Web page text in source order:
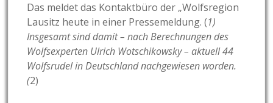
Das meldet das Kontaktbüro der „Wolfsregion
Lausitz heute in einer Pressemeldung. (1)
Insgesamt sind damit – nach Berechnungen des
Wolfsexperten Ulrich Wotschikowsky – aktuell 44
Wolfsrudel in Deutschland nachgewiesen worden.
(2)